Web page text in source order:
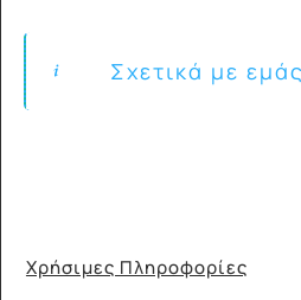
Σχετικά με εμάς
Χρήσιμες Πληροφορίες